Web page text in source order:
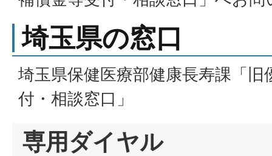
埼玉県の窓口
埼玉県保健医療部健康長寿課「旧
付・相談窓口」
専用ダイヤル